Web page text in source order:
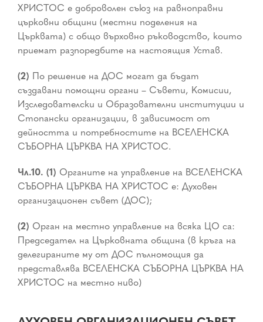
ХРИСТОС е доброволен съюз на равноправни
църковни общини (местни поделения на
Църквата) с общо върховно ръководство, които
приемат разпоредбите на настоящия Устав.
(2) По решение на ДОС могат да бъдат
създавани помощни органи – Съвети, Комисии,
Изследователски и Образователни институции и
Стопански организации, в зависимост от
дейността и потребностите на ВСЕЛЕНСКА
СЪБОРНА ЦЪРКВА НА ХРИСТОС.
Чл.10. (1) Органите на управление на ВСЕЛЕНСКА
СЪБОРНА ЦЪРКВА НА ХРИСТОС е: Духовен
организационен съвет (ДОС);
(2) Орган на местно управление на всяка ЦО са:
Председател на Църковната община (в кръга на
делегираните му от ДОС пълномощия да
представлява ВСЕЛЕНСКА СЪБОРНА ЦЪРКВА НА
ХРИСТОС на местно ниво)